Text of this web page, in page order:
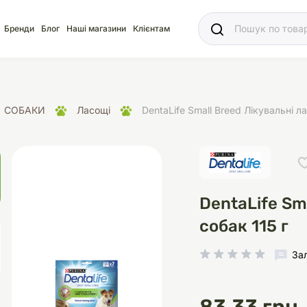
Наповнювачі
для кліток
акваріума Акваріуми
Бренди Блог Наші магазини Клієнтам
СОБАКИ Ласощі DentaLife Small Breed Лікувальні
DentaLife
собак 115 г